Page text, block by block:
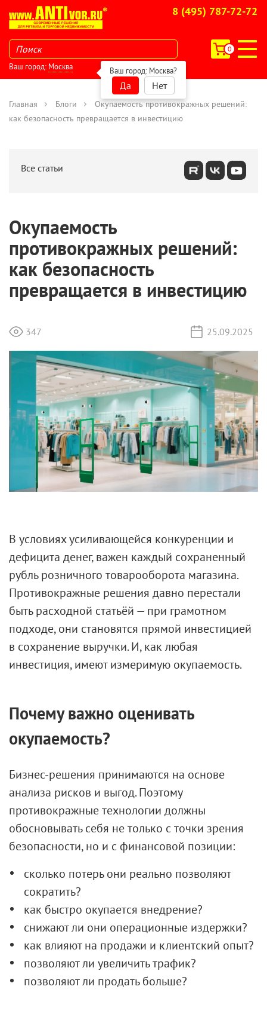
8 (495) 787-72-72
0
Ваш город: Москва Ваш город: Москва?
Да Нет
Главная Блоги
Окупаемость противокражных решений:
как безопасность превращается в инвестицию
Все статьи
Окупаемость
противокражных решений:
как безопасность
превращается в инвестицию
347 25.09.2025
В условиях усиливающейся конкуренции и
дефицита денег, важен каждый сохраненный
рубль розничного товарооборота магазина.
Противокражные решения давно перестали
быть расходной статьёй — при грамотном
подходе, они становятся прямой инвестицией
в сохранение выручки. И, как любая
инвестиция, имеют измеримую окупаемость.
Почему важно оценивать
окупаемость?
Бизнес-решения принимаются на основе
анализа рисков и выгод. Поэтому
противокражные технологии должны
обосновывать себя не только с точки зрения
безопасности, но и с финансовой позиции:
сколько потерь они реально позволяют
сократить?
как быстро окупается внедрение?
снижают ли они операционные издержки?
как влияют на продажи и клиентский опыт?
позволяют ли увеличить трафик?
позволяют ли продать больше?